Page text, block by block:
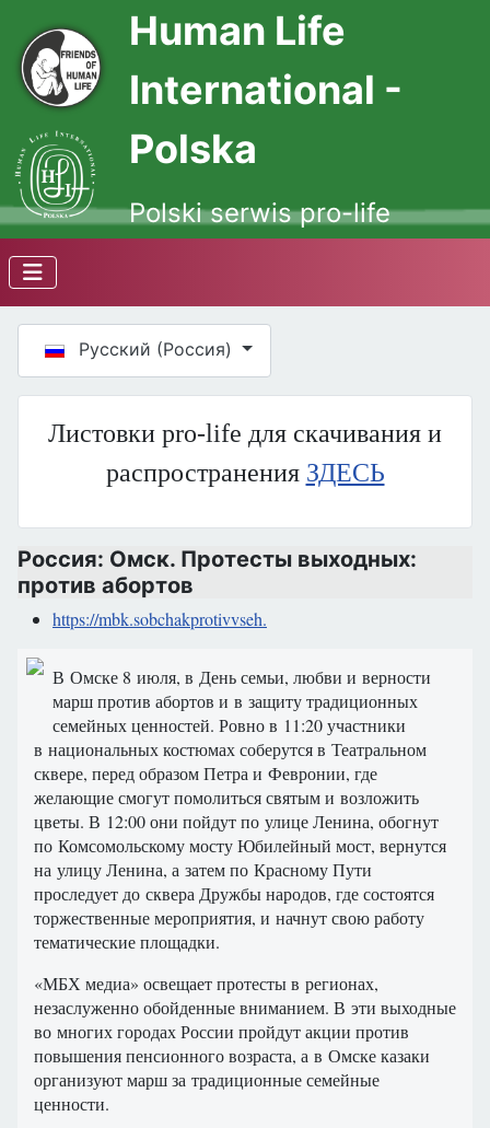
Human Life
International -
Polska
Polski serwis pro-life
Русский (Россия)
Листовки pro-life для скачивания и
распространения ЗДЕСЬ
Россия: Омск. Протесты выходных:
против абортов
https://mbk.sobchakprotivvseh.
В Омске 8 июля, в День семьи, любви и верности
марш против абортов и в защиту традиционных
семейных ценностей. Ровно в 11:20 участники
в национальных костюмах соберутся в Театральном
сквере, перед образом Петра и Февронии, где
желающие смогут помолиться святым и возложить
цветы. В 12:00 они пойдут по улице Ленина, обогнут
по Комсомольскому мосту Юбилейный мост, вернутся
на улицу Ленина, а затем по Красному Пути
проследует до сквера Дружбы народов, где состоятся
торжественные мероприятия, и начнут свою работу
тематические площадки.
«МБХ медиа» освещает протесты в регионах,
незаслуженно обойденные вниманием. В эти выходные
во многих городах России пройдут акции против
повышения пенсионного возраста, а в Омске казаки
организуют марш за традиционные семейные
ценности.